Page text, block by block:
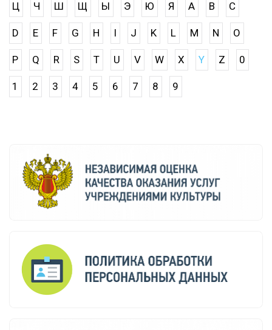
Ц Ч Ш Щ Ы Э Ю Я A B C
D E F G H I J K L M N O
P Q R S T U V W X Y Z 0
1 2 3 4 5 6 7 8 9